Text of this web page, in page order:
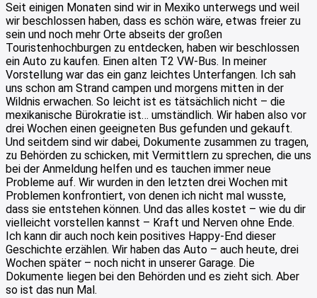
Seit einigen Monaten sind wir in Mexiko unterwegs und weil
wir beschlossen haben, dass es schön wäre, etwas freier zu
sein und noch mehr Orte abseits der großen
Touristenhochburgen zu entdecken, haben wir beschlossen
ein Auto zu kaufen. Einen alten T2 VW-Bus. In meiner
Vorstellung war das ein ganz leichtes Unterfangen. Ich sah
uns schon am Strand campen und morgens mitten in der
Wildnis erwachen. So leicht ist es tätsächlich nicht – die
mexikanische Bürokratie ist… umständlich. Wir haben also vor
drei Wochen einen geeigneten Bus gefunden und gekauft.
Und seitdem sind wir dabei, Dokumente zusammen zu tragen,
zu Behörden zu schicken, mit Vermittlern zu sprechen, die uns
bei der Anmeldung helfen und es tauchen immer neue
Probleme auf. Wir wurden in den letzten drei Wochen mit
Problemen konfrontiert, von denen ich nicht mal wusste,
dass sie entstehen können. Und das alles kostet – wie du dir
vielleicht vorstellen kannst – Kraft und Nerven ohne Ende.
Ich kann dir auch noch kein positives Happy-End dieser
Geschichte erzählen. Wir haben das Auto – auch heute, drei
Wochen später – noch nicht in unserer Garage. Die
Dokumente liegen bei den Behörden und es zieht sich. Aber
so ist das nun Mal.